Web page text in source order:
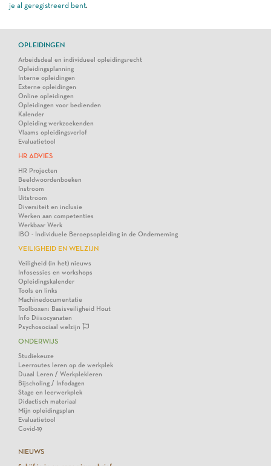
je al geregistreerd bent.
OPLEIDINGEN
Arbeidsdeal en individueel opleidingsrecht
Opleidingsplanning
Interne opleidingen
Externe opleidingen
Online opleidingen
Opleidingen voor bedienden
Kalender
Opleiding werkzoekenden
Vlaams opleidingsverlof
Evaluatietool
HR ADVIES
HR Projecten
Beeldwoordenboeken
Instroom
Uitstroom
Diversiteit en inclusie
Werken aan competenties
Werkbaar Werk
IBO - Individuele Beroepsopleiding in de Onderneming
VEILIGHEID EN WELZIJN
Veiligheid (in het) nieuws
Infosessies en workshops
Opleidingskalender
Tools en links
Machinedocumentatie
Toolboxen: Basisveiligheid Hout
Info Diisocyanaten
Psychosociaal welzijn
ONDERWIJS
Studiekeuze
Leerroutes leren op de werkplek
Duaal Leren / Werkplekleren
Bijscholing / Infodagen
Stage en leerwerkplek
Didactisch materiaal
Mijn opleidingsplan
Evaluatietool
Covid-19
NIEUWS